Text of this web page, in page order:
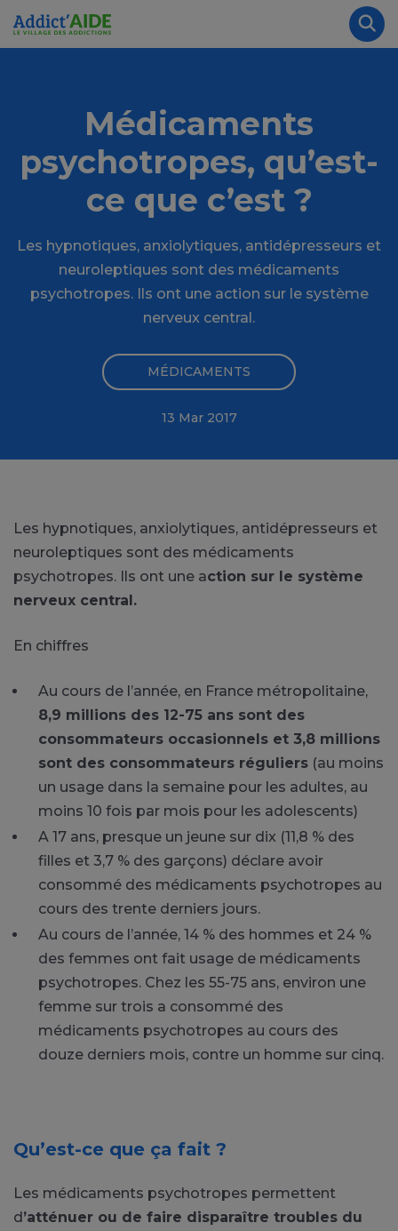
Aller au contenu principal
Médicaments
psychotropes, qu’est-
ce que c’est ?
Les hypnotiques, anxiolytiques, antidépresseurs et
neuroleptiques sont des médicaments
psychotropes. Ils ont une action sur le système
nerveux central.
MÉDICAMENTS
13 Mar 2017
Les hypnotiques, anxiolytiques, antidépresseurs et
neuroleptiques sont des médicaments
psychotropes. Ils ont une action sur le système
nerveux central.
En chiffres
Au cours de l’année, en France métropolitaine,
8,9 millions des 12-75 ans sont des
consommateurs occasionnels et 3,8 millions
sont des consommateurs réguliers (au moins
un usage dans la semaine pour les adultes, au
moins 10 fois par mois pour les adolescents)
A 17 ans, presque un jeune sur dix (11,8 % des
filles et 3,7 % des garçons) déclare avoir
consommé des médicaments psychotropes au
cours des trente derniers jours.
Au cours de l’année, 14 % des hommes et 24 %
des femmes ont fait usage de médicaments
psychotropes. Chez les 55-75 ans, environ une
femme sur trois a consommé des
médicaments psychotropes au cours des
douze derniers mois, contre un homme sur cinq.
Qu’est-ce que ça fait ?
Les médicaments psychotropes permettent
d’atténuer ou de faire disparaître troubles du
Panneau de gestion des cookies